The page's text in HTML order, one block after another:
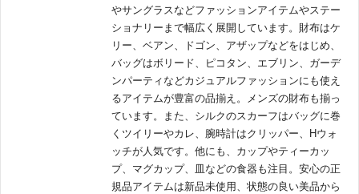
やサングラスなどファッションアイテムやステー
ショナリーまで幅広く展開しています。財布はケ
リー、ベアン、ドゴン、アザップなどをはじめ、
バッグはボリード、ピコタン、エブリン、ガーデ
ンパーティなどカジュアルファッションにも使え
るアイテムが豊富の品揃え。メンズの財布も揃っ
ています。また、シルクのスカーフはバッグに巻
くツイリーやカレ、腕時計はクリッパー、Hウォ
ッチが人気です。他にも、カップやティーカッ
プ、マグカップ、皿などの食器も注目。安心の正
規品アイテムは新品未使用、状態の良い美品から